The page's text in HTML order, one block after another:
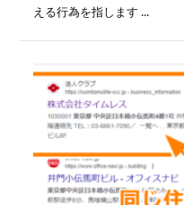
える行為を指します ...